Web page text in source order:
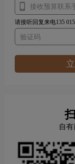
请接听回复来电135
自